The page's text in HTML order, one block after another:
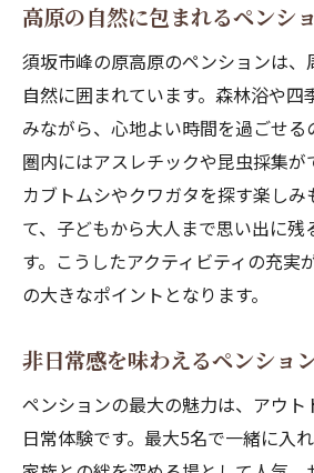
高原の自然に包まれるペンシ
須坂市峰の原高原のペンションは、
自然に囲まれています。森林浴や四
みながら、心地よい時間を過ごせる
圏内にはアスレチックや昆虫採集が
カブトムシやクワガタを探す楽しみ
て、子どもから大人まで思い出に残
す。こうしたアクティビティの充実
の大きなポイントとなります。
非日常感を味わえるペンショ
ペンションの最大の魅力は、アウ
日常体験です。最大5名で一緒に入